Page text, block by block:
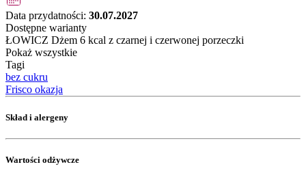
Data przydatności: 30.07.2027
Dostępne warianty
ŁOWICZ Dżem 6 kcal z czarnej i czerwonej porzeczki
Pokaż wszystkie
Tagi
bez cukru
Frisco okazja
Skład i alergeny
Wartości odżywcze